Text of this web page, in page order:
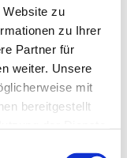
Website zu
zu Ihrer
Partner für
weiter. Unsere
mit
bereitgestellt